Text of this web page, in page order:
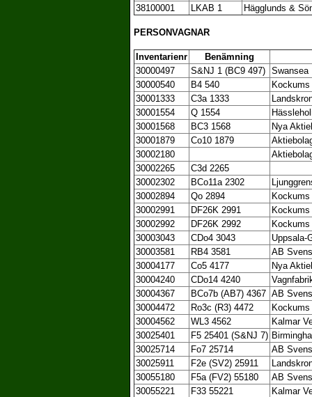
38100001
LKAB 1 Hägglunds &
PERSONVAGNAR
Inventarienr
Benämning
30000497
S&NJ 1 (BC9 497) Swansea
30000540
B4 540
30001333
C3a 1333
30001554
Q 1554
30001568
BC3 1568
Nya
30001879
Co10 1879
30002180
30002265
C3d 2265
30002302
BCo11a 2302
30002894
Qo 2894
30002991
DF26K 2991
30002992
DF26K 2992
30003043
CDo4 3043
Uppsala-
30003581
RB4 3581
AB
30004177
Co5 4177
Nya
30004240
CDo14 4240
30004367
BCo7b (AB7) 4367 AB
30004472
Ro3c (R3) 4472
30004562
WL3 4562
Kalmar
30025401
F5 25401 (S&NJ 7)
30025714
Fo7 25714
AB
30025911
F2e (SV2) 25911
30055180
F5a (FV2) 55180
AB
30055221
F33 55221
Kalmar